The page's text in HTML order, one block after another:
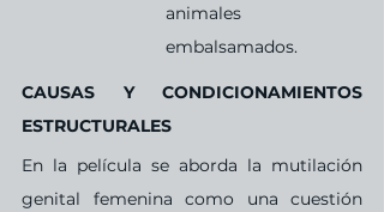
animales
embalsamados.
CAUSAS Y CONDICIONAMIENTOS
ESTRUCTURALES
En la película se aborda la mutilación
genital femenina como una cuestión